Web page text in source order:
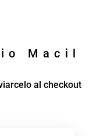
Macil
al checkout